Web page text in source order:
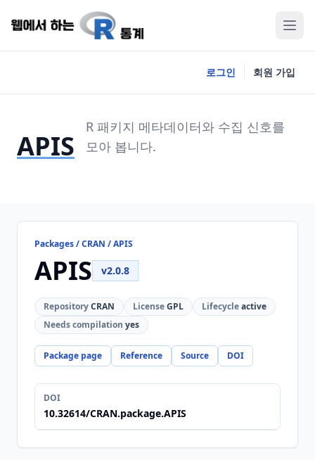
로그인 회원 가입
APIS
R 패키지 메타데이터와 수집 신호를
모아 봅니다.
Packages / CRAN / APIS
APIS v2.0.8
RepositoryCRAN LicenseGPL Lifecycleactive
Needs compilation yes
Package page Reference Source DOI
DOI
10.32614/CRAN.package.APIS